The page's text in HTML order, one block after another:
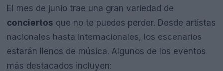
El mes de junio trae una gran variedad de
conciertos que no te puedes perder. Desde artistas
nacionales hasta internacionales, los escenarios
estarán llenos de música. Algunos de los eventos
más destacados incluyen: